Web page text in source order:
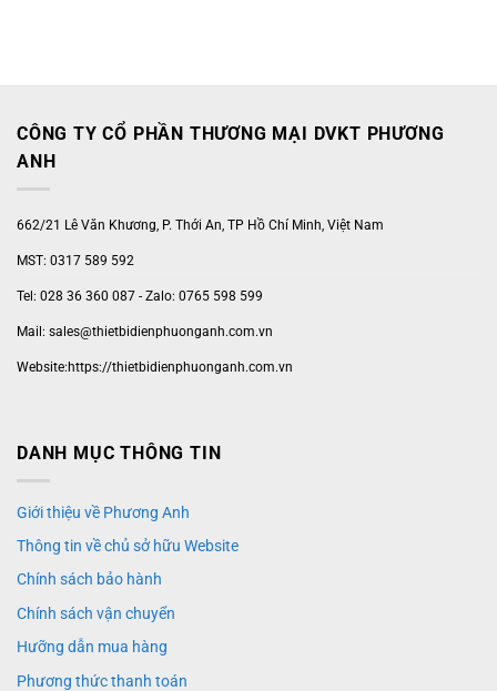
CÔNG TY CỔ PHẦN THƯƠNG MẠI DVKT PHƯƠNG
ANH
662/21 Lê Văn Khương, P. Thới An, TP Hồ Chí Minh, Việt Nam
MST: 0317 589 592
Tel: 028 36 360 087 - Zalo: 0765 598 599
Mail: sales@thietbidienphuonganh.com.vn
Website:https://thietbidienphuonganh.com.vn
DANH MỤC THÔNG TIN
Giới thiệu về Phương Anh
Thông tin về chủ sở hữu Website
Chính sách bảo hành
Chính sách vận chuyển
Hưỡng dẫn mua hàng
Phương thức thanh toán